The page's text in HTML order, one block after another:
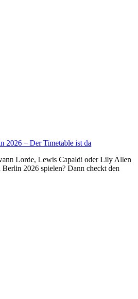
2026 – Der Timetable ist da
Lorde, Lewis Capaldi oder Lily Allen
2026 spielen? Dann checkt den